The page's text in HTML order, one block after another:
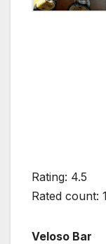
Rating: 4.5
Rated count:
Veloso Bar